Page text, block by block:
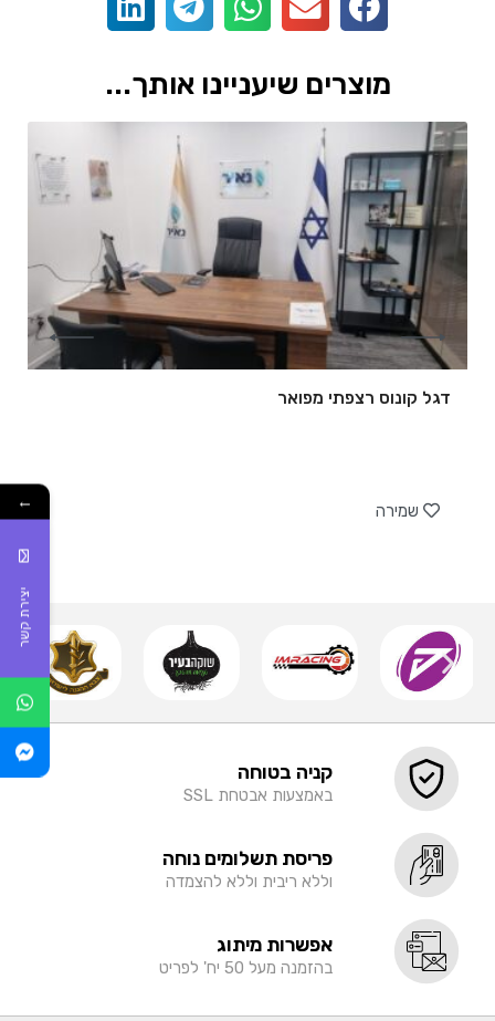
מוצרים שיעניינו אותך...
דגל קונוס רצפתי מפואר
שמירה
קניה בטוחה
באמצעות אבטחת SSL
פריסת תשלומים נוחה
וללא ריבית וללא להצמדה
אפשרות מיתוג
בהזמנה מעל 50 יח' לפריט
←
יצירת קשר